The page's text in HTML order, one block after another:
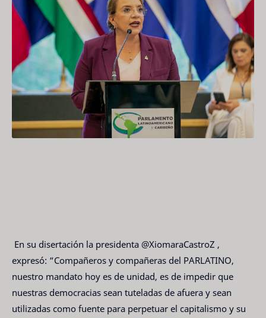
En su disertación la presidenta @XiomaraCastroZ ,
expresó: “Compañeros y compañeras del PARLATINO,
nuestro mandato hoy es de unidad, es de impedir que
nuestras democracias sean tuteladas de afuera y sean
utilizadas como fuente para perpetuar el capitalismo y su